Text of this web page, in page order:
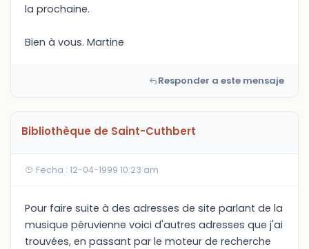
la prochaine.
Bien à vous. Martine
Responder a este mensaje
Bibliothèque de Saint-Cuthbert
Fecha : 12-04-1999 10:23 am
Pour faire suite à des adresses de site parlant de la
musique péruvienne voici d'autres adresses que j'ai
trouvées, en passant par le moteur de recherche